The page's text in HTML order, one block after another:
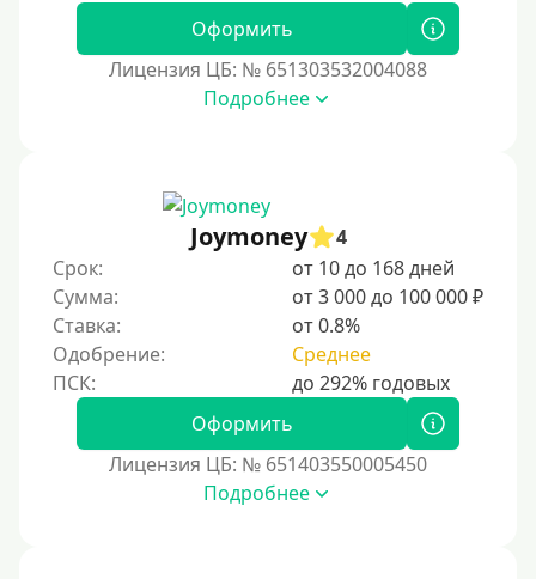
Без СНИЛСа
По паспорту
Без подтверждения дохода
Без справок и поручителей
Без посредников
Процент
Под 1 %
С пролонгацией (продлением)
Под высокий процент
Оформить
Лицензия ЦБ: № 651303532004088
Подробнее
Joymoney
4
Срок:
от 10 до 168 дней
Сумма:
от 3 000 до 100 000 ₽
Ставка:
от 0.8%
Одобрение:
Среднее
Оформить
Лицензия ЦБ: № 651403550005450
Подробнее